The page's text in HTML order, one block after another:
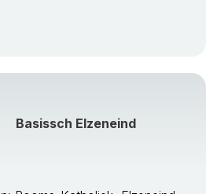
Basissch Elzeneind